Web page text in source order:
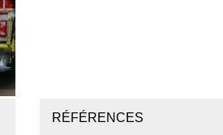
RÉFÉRENCES